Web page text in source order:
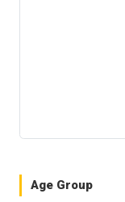
Age Group